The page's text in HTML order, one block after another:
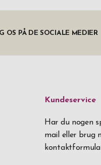
OS PÅ DE SOCIALE MEDIER
Kundeservice
Har du nogen
mail eller brug